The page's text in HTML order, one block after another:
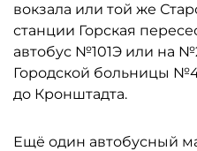
вокзала или той же
станции Горская
автобус №101Э или на
Городской больницы
до Кронштадта.
Ещё один автобусный